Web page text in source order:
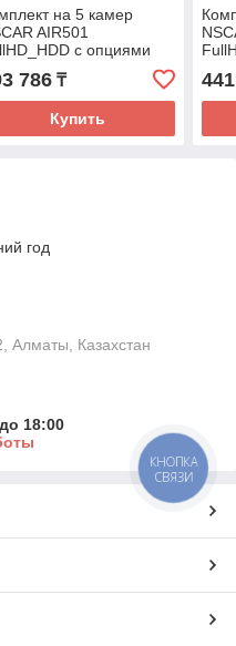
на 5 камер
AIR501
с опциями
Глонасс
786₸
Купить
год
Алматы, Казахстан
18:00
КНОПКА
СВЯЗИ